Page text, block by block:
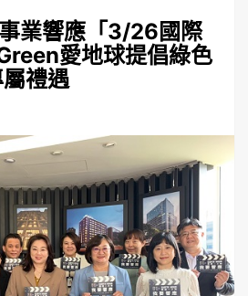
業響應「3/26國際
愛地球提倡綠色
禮遇